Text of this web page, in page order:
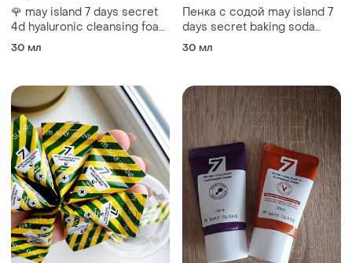
🌹 may island 7 days secret
4d hyaluronic cleansing foam
пенка с гиалуроновой
30 мл
Пенка с содой may island 7
days secret baking soda
pore deep cleansing foam
30 мл